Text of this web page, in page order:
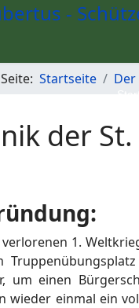
Startseite Der
der
1.
um einen
wieder einmal ein